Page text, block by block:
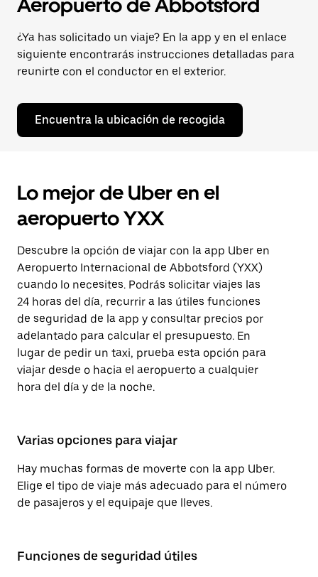
Aeropuerto de Abbotsford
¿Ya has solicitado un viaje? En la app y en el enlace
siguiente encontrarás instrucciones detalladas para
reunirte con el conductor en el exterior.
Encuentra la ubicación de recogida
Lo mejor de Uber en el
aeropuerto YXX
Descubre la opción de viajar con la app Uber en
Aeropuerto Internacional de Abbotsford (YXX)
cuando lo necesites. Podrás solicitar viajes las
24 horas del día, recurrir a las útiles funciones
de seguridad de la app y consultar precios por
adelantado para calcular el presupuesto. En
lugar de pedir un taxi, prueba esta opción para
viajar desde o hacia el aeropuerto a cualquier
hora del día y de la noche.
Varias opciones para viajar
Hay muchas formas de moverte con la app Uber.
Elige el tipo de viaje más adecuado para el número
de pasajeros y el equipaje que lleves.
Funciones de seguridad útiles